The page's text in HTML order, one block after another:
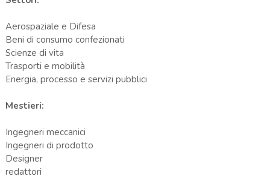
Aerospaziale e Difesa
Beni di consumo confezionati
Scienze di vita
Trasporti e mobilità
Energia, processo e servizi pubblici
Mestieri:
Ingegneri meccanici
Ingegneri di prodotto
Designer
redattori